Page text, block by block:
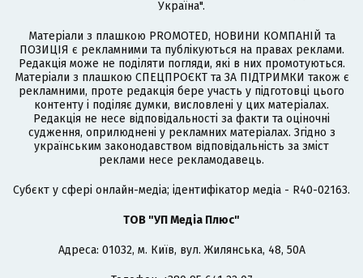
Україна".
Матеріали з плашкою PROMOTED, НОВИНИ КОМПАНІЙ та
ПОЗИЦІЯ є рекламними та публікуються на правах реклами.
Редакція може не поділяти погляди, які в них промотуються.
Матеріали з плашкою СПЕЦПРОЄКТ та ЗА ПІДТРИМКИ також є
рекламними, проте редакція бере участь у підготовці цього
контенту і поділяє думки, висловлені у цих матеріалах.
Редакція не несе відповідальності за факти та оціночні
судження, оприлюднені у рекламних матеріалах. Згідно з
українським законодавством відповідальність за зміст
реклами несе рекламодавець.
Cубєкт у сфері онлайн-медіа; ідентифікатор медіа - R40-02163.
ТОВ "УП Медіа Плюс"
Адреса: 01032, м. Київ, вул. Жилянська, 48, 50А